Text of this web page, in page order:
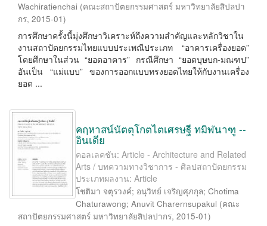
Wachiratienchai (คณะสถาปัตยกรรมศาสตร์ มหาวิทยาลัยสิปลปา
กร, 2015-01)
การศึกษาครั้งนี้มุ่งศึกษาวิเคราะห์ถึงความสำคัญและหลักวิชาใน
งานสถาปัตยกรรมไทยแบบประเพณีประเภท “อาคารเครื่องยอด”
โดยศึกษาในส่วน “ยอดอาคาร” กรณีศึกษา “ยอดบุษบก-มณฑป”
อันเป็น “แม่แบบ” ของการออกแบบทรงยอดไทยให้กับงานเครื่อง
ยอด ...
คฤหาสน์นัตตุโกตไตเศรษฐี ทมิฬนาฑู --
อินเดีย
คอลเลคชัน: Article - Architecture and Related
Arts / บทความทางวิชาการ - ศิลปสถาปัตยกรรม
ประเภทผลงาน: Article
โชติมา จตุรวงค์; อนุวิทย์ เจริญศุภกุล; Chotima
Chaturawong; Anuvit Charernsupakul (คณะ
สถาปัตยกรรมศาสตร์ มหาวิทยาลัยสิปลปากร, 2015-01)